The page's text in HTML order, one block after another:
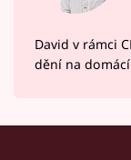
David v rámci
dění na